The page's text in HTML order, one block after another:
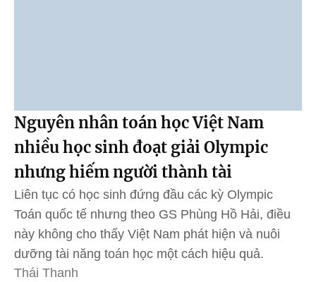
Nguyên nhân toán học Việt Nam
nhiều học sinh đoạt giải Olympic
nhưng hiếm người thành tài
Liên tục có học sinh đứng đầu các kỳ Olympic
Toán quốc tế nhưng theo GS Phùng Hồ Hải, điều
này không cho thấy Việt Nam phát hiện và nuôi
dưỡng tài năng toán học một cách hiệu quả.
Thái Thanh